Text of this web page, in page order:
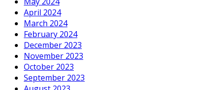
April 2024
March 2024
February 2024
December 2023
November 2023
October 2023
September 2023